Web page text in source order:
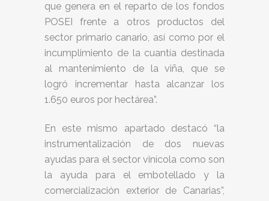
que genera en el reparto de los fondos
POSEI frente a otros productos del
sector primario canario, así como por el
incumplimiento de la cuantía destinada
al mantenimiento de la viña, que se
logró incrementar hasta alcanzar los
1.650 euros por hectárea”.
En este mismo apartado destacó “la
instrumentalización de dos nuevas
ayudas para el sector vinícola como son
la ayuda para el embotellado y la
comercialización exterior de Canarias”,